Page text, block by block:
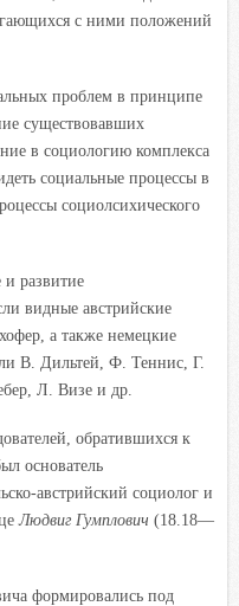
с ними положений
проблем в принципе
существовавших
в социологию комплекса
социальные процессы в
социолсихического
развитие
видные австрийские
а также немецкие
В. Дильтей, Ф. Теннис, Г.
Л. Визе и др.
обратившихся к
основатель
австрийский социолог и
Людвиг Гумплович (18.18—
формировались под